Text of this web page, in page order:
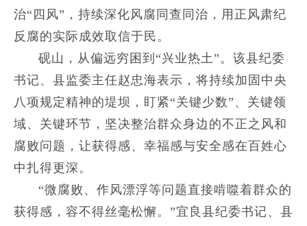
治“四风”，持续深化风腐同查同治，用正风肃纪
反腐的实际成效取信于民。
砚山，从偏远穷困到“兴业热土”。该县纪委
书记、县监委主任赵忠海表示，将持续加固中央
八项规定精神的堤坝，盯紧“关键少数”、关键领
域、关键环节，坚决整治群众身边的不正之风和
腐败问题，让获得感、幸福感与安全感在百姓心
中扎得更深。
“微腐败、作风漂浮等问题直接啃噬着群众的
获得感，容不得丝毫松懈。”宜良县纪委书记、县